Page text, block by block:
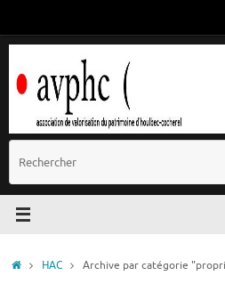
contenu
Accueil
HAC Archive par catégorie